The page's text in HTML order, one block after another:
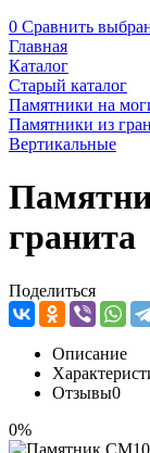
0 Сравнить
Главная
Каталог
Старый каталог
Памятники на
Памятники из
Вертикальные
гранита
Поделиться
Описание
Отзывы0
0%